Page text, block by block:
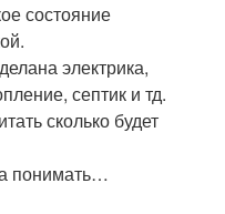
состояние
электрика,
септик и тд.
сколько будет
понимать…